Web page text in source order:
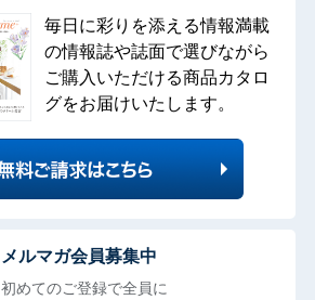
毎日に彩りを添える情報満載
の情報誌や誌面で選びながら
ご購入いただける商品カタロ
グをお届けいたします。
メルマガ会員募集中
初めてのご登録で全員に